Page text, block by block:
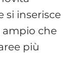
si inserisce
ampio che
più